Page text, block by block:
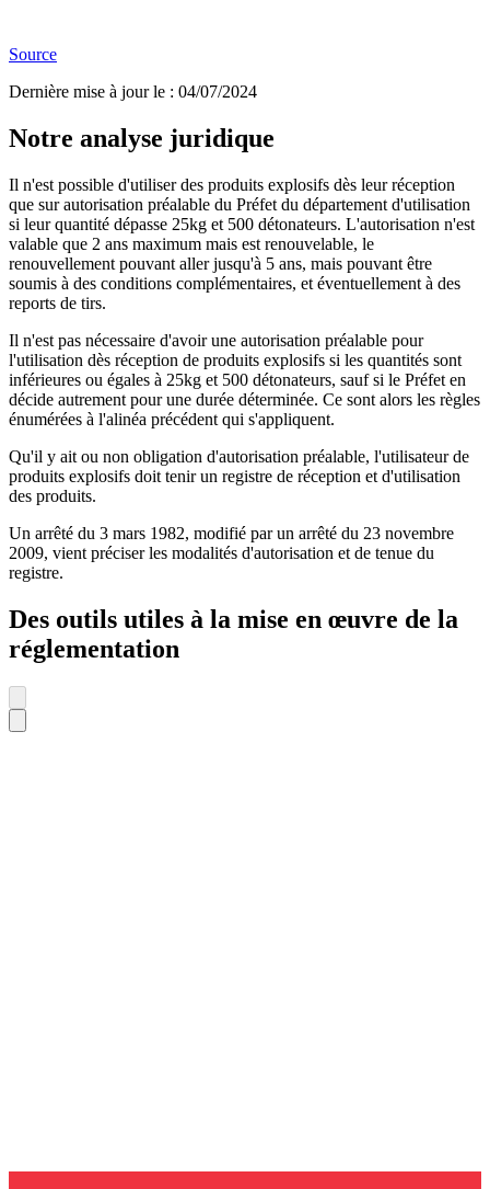
Source
Dernière mise à jour le : 04/07/2024
Notre analyse juridique
Il n'est possible d'utiliser des produits explosifs dès leur réception
que sur autorisation préalable du Préfet du département d'utilisation
si leur quantité dépasse 25kg et 500 détonateurs. L'autorisation n'est
valable que 2 ans maximum mais est renouvelable, le
renouvellement pouvant aller jusqu'à 5 ans, mais pouvant être
soumis à des conditions complémentaires, et éventuellement à des
reports de tirs.
Il n'est pas nécessaire d'avoir une autorisation préalable pour
l'utilisation dès réception de produits explosifs si les quantités sont
inférieures ou égales à 25kg et 500 détonateurs, sauf si le Préfet en
décide autrement pour une durée déterminée. Ce sont alors les règles
énumérées à l'alinéa précédent qui s'appliquent.
Qu'il y ait ou non obligation d'autorisation préalable, l'utilisateur de
produits explosifs doit tenir un registre de réception et d'utilisation
des produits.
Un arrêté du 3 mars 1982, modifié par un arrêté du 23 novembre
2009, vient préciser les modalités d'autorisation et de tenue du
registre.
Des outils utiles à la mise en œuvre de la
réglementation